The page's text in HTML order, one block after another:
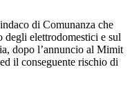
di Comunanza che
degli elettrodomestici e sul
dopo l’annuncio al Mimit
il conseguente rischio di